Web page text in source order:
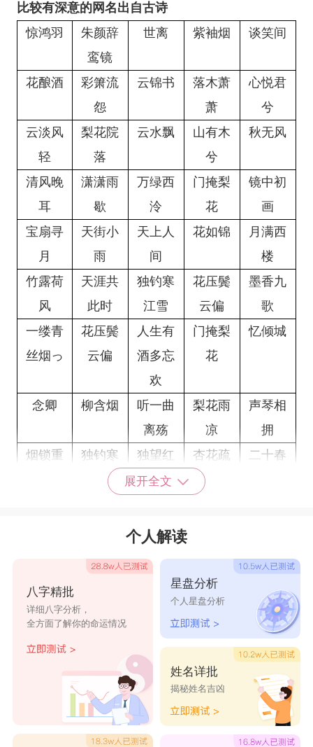
比较有深意的网名出自古诗
惊鸿羽
朱颜辞
鸾镜
世离 紫袖烟 谈笑间
花酿酒
彩箫流
怨
云锦书
落木萧
萧
心悦君
兮
云淡风
轻
梨花院
落
云水飘
山有木
兮
秋无风
清风晚
耳
潇潇雨
歇
万绿西
泠
门掩梨
花
镜中初
画
宝扇寻
月
天街小
雨
天上人
间
花如锦
月满西
楼
竹露荷
风
天涯共
此时
独钓寒
江雪
花压鬓
云偏
墨香九
歌
一缕青
丝烟っ
花压鬓
云偏
人生有
酒多忘
欢
门掩梨
花
忆倾城
念卿 柳含烟
听一曲
离殇
梨花雨
凉
声琴相
拥
烟锁重
独钓寒
江雪
独望红
尘
杏花疏
二十春
秋夕
笠翁
残照花
暗香浮
动
蕊
绮罗香
暖
梨花榆
莫相忘 云凡 楚玉
江明 郎辉 朗月
兰若
锦光 安然 昕昕
芳芷
踏雪 舒月 瑶卿
晚晴
展开全文
个人解读
八字精批
详细八字分析，
全方面了解你的命运情况
星盘分析
个人星盘分析
姓名详批
揭秘姓名吉凶